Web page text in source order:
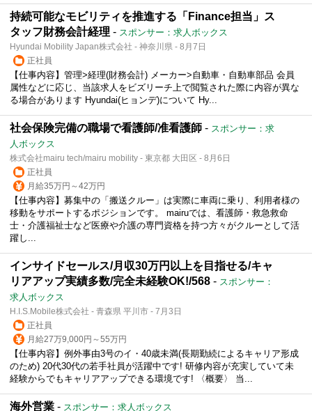
持続可能なモビリティを推進する「Finance担当」ス
タッフ財務会計経理 - スポンサー：求人ボックス
Hyundai Mobility Japan株式会社 - 神奈川県 - 8月7日
正社員
【仕事内容】管理>経理(財務会計) メーカー>自動車・自動車部品 会員
属性などに応じ、当該求人をビズリーチ上で閲覧された際に内容が異な
る場合があります Hyundai(ヒョンデ)について Hy...
社会保険完備の職場で看護師/准看護師 - スポンサー：求
人ボックス
株式会社mairu tech/mairu mobility - 東京都 大田区 - 8月6日
正社員
月給35万円～42万円
【仕事内容】募集中の「搬送クルー」は実際に車両に乗り、利用者様の
移動をサポートするポジションです。 mairuでは、看護師・救急救命
士・介護福祉士など医療や介護の専門資格を持つ方々がクルーとして活
躍し...
インサイドセールス/月収30万円以上を目指せる/キャ
リアアップ実績多数/完全未経験OK!/568 - スポンサー：
求人ボックス
H.I.S.Mobile株式会社 - 青森県 平川市 - 7月3日
正社員
月給27万9,000円～55万円
【仕事内容】例外事由3号のイ・40歳未満(長期勤続によるキャリア形成
のため) 20代30代の若手社員が活躍中です! 研修内容が充実していて未
経験からでもキャリアアップできる環境です! 〈概要〉 当...
海外営業 - スポンサー：求人ボックス